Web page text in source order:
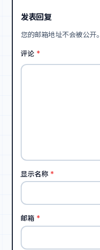
发表回复
您的邮箱地址不会被公开。
评论 *
显示名称 *
邮箱 *